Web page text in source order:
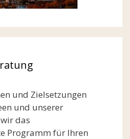
und Zielsetzungen
und unserer
das
Programm für Ihren